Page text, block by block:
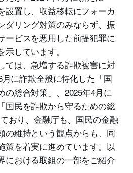
設置し、収益移転にフォーカ
ダリング対策のみならず、振
ービスを悪用した前提犯罪に
しています。
ては、急増する詐欺被害に対
に詐欺全般に特化した「国
の総合対策」、2025年4月に
国民を詐欺から守るための総
おり、金融庁も、国民の金融
の維持という観点からも、同
策を着実に進めています。以
における取組の一部をご紹介